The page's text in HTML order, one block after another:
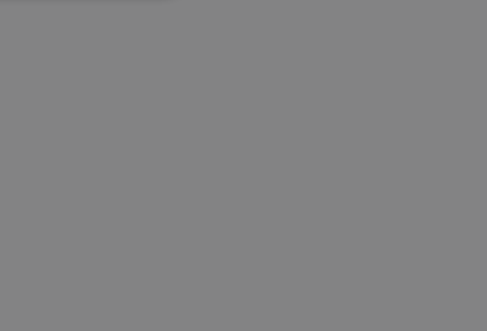
το